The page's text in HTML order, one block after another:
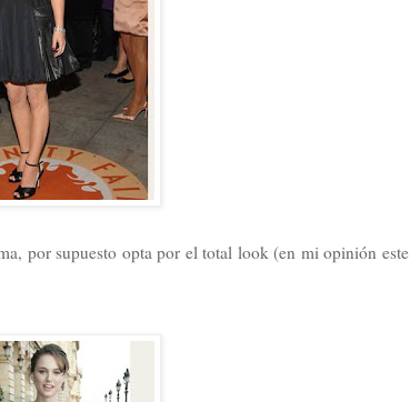
por supuesto opta por el total look (en mi opinión este